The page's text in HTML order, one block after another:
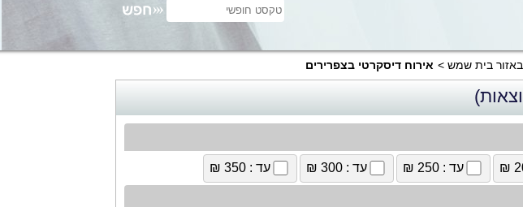
באזור בית שמש אירוח דיסקרטי בצפרירים
עד : 250 ₪ עד : 300 ₪ עד : 350 ₪